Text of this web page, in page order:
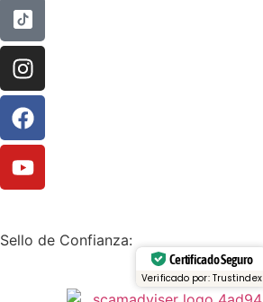
Sello de Confianza:
Certificado Seguro
Verificado por: Trustindex